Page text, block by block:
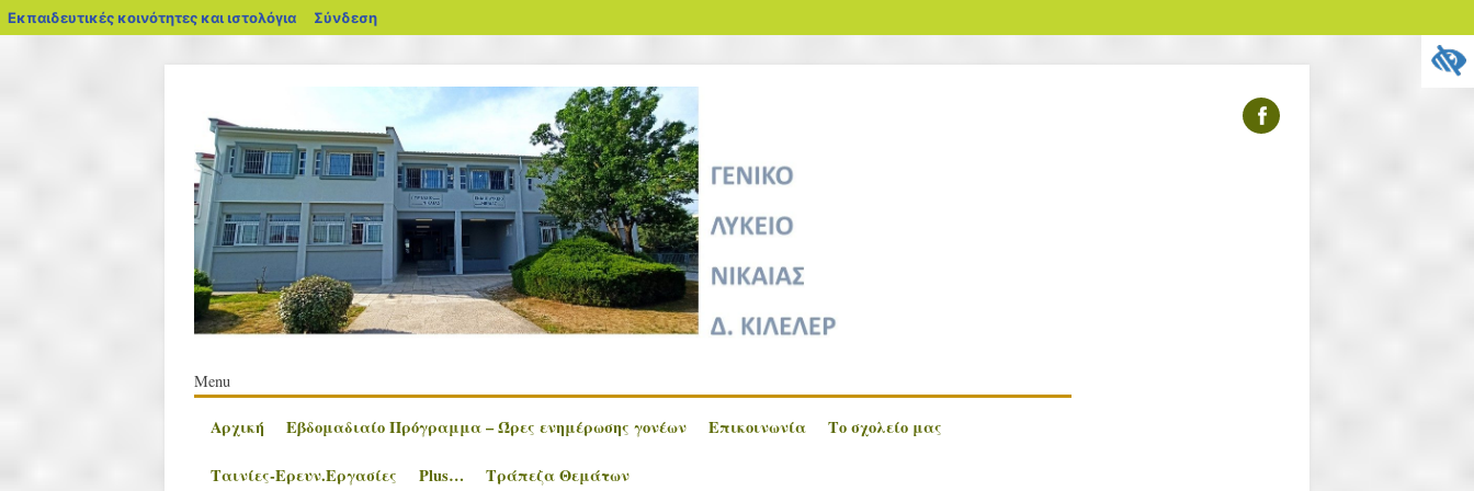
Εκπαιδευτικές κοινότητες και ιστολόγια blogs.sch.gr
Σύνδεση
Κύριο μενού
Μετάβαση
περιεχόμενο
Menu
Αρχική Εβδομαδιαίο Πρόγραμμα – Ώρες ενημέρωσης γονέων Επικοινωνία Το σχολείο μας
Ταινίες-Ερευν.Εργασίες Plus… Τράπεζα Θεμάτων